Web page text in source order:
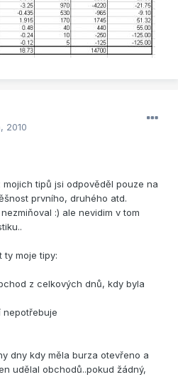
2010
tipů jsi odpověděl pouze na
prvního, druhého atd.
:) ale nevidim v tom
ty moje tipy:
z celkových dnů, kdy byla
dny kdy měla burza otevřeno a
udělal obchodů..pokud žádný,